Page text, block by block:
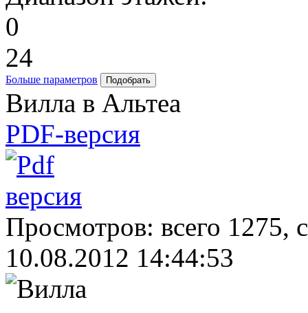
0
24
Больше параметров
Вилла в Альтеа
PDF-версия
Просмотров: всего 1275,
10.08.2012 14:44:53